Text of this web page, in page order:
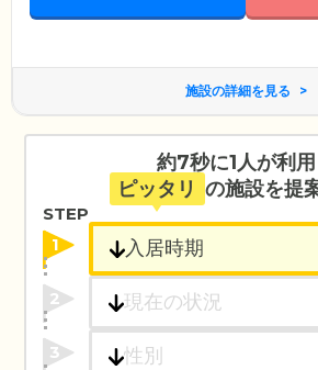
施設の詳細を見る
約7秒に1人が利用
ピッタリ の施設を提
STEP
1
2
3